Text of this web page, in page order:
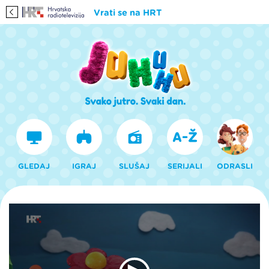
Vrati se na HRT
GLEDAJ IGRAJ SLUŠAJ SERIJALI ODRASLI